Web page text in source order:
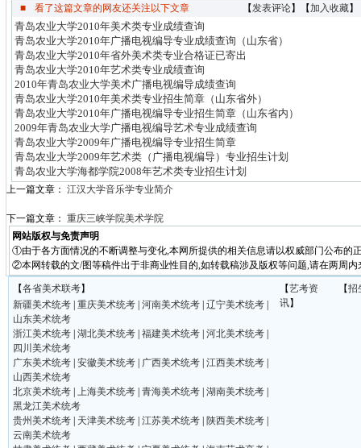
■ 看了这篇文章的网友还关注以下文章 【发表评论】【加入收藏
青岛农业大学2010年美术类专业成绩查询
青岛农业大学2010年广播电视编导专业成绩查询（山东省）
青岛农业大学2010年省外美术类专业合格证已寄出
青岛农业大学2010年艺术类专业成绩查询
2010年青岛农业大学美术广播电视编导成绩查询
青岛农业大学2010年美术类专业招生简章（山东省外）
青岛农业大学2010年广播电视编导专业招生简章（山东省内）
2009年青岛农业大学广播电视编导艺术专业成绩查询
青岛农业大学2009年广播电视编导专业招生简章
青岛农业大学2009年艺术类（广播电视编导）专业招生计划
青岛农业大学海都学院2008年艺术类专业招生计划
上一篇文章： 江汉大学音乐学专业简介
下一篇文章： 重庆三峡学院美术学院
网站版权与免责声明
①由于各方面情况的不断调整与变化,本网所提供的相关信息请以权威部门公布的
②本网转载的文/图等稿件出于非商业性目的,如转载稿涉及版权等问题,请在两周内
【各省美术联考】
新疆美术统考 重庆美术统考 河南美术统考 辽宁美术统考
山东美术统考
浙江美术统考 湖北美术统考 福建美术统考 河北美术统考
四川美术统考
广东美术统考 安徽美术统考 广西美术统考 江西美术统考
山西美术统考
北京美术统考 上海美术统考 青海美术统考 湖南美术统考
黑龙江美术统考
贵州美术统考
天津美术统考 江苏美术统考 陕西美术统考
云南美术统考
【艺考资
讯】
【招